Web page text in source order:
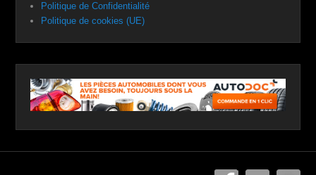
Politique de Confidentialité
Politique de cookies (UE)